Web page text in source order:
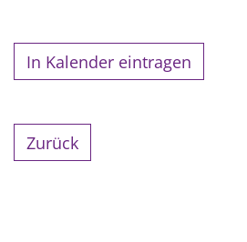
In Kalender eintragen
Zurück